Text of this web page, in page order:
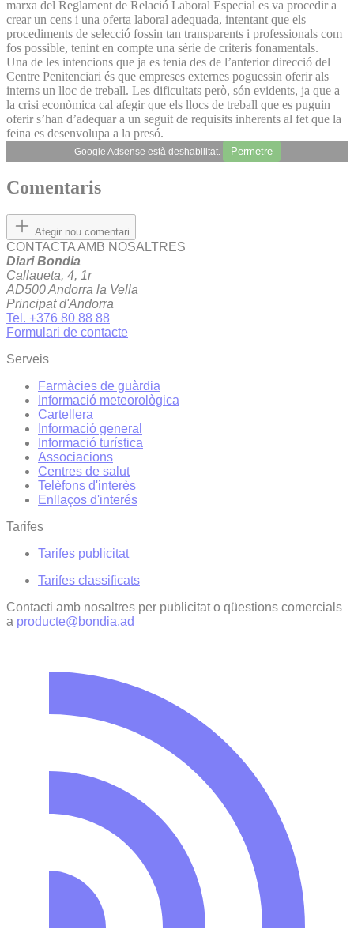
marxa del Reglament de Relació Laboral Especial es va procedir a
crear un cens i una oferta laboral adequada, intentant que els
procediments de selecció fossin tan transparents i professionals com
fos possible, tenint en compte una sèrie de criteris fonamentals.
Una de les intencions que ja es tenia des de l’anterior direcció del
Centre Penitenciari és que empreses externes poguessin oferir als
interns un lloc de treball. Les dificultats però, són evidents, ja que a
la crisi econòmica cal afegir que els llocs de treball que es puguin
oferir s’han d’adequar a un seguit de requisits inherents al fet que la
feina es desenvolupa a la presó.
Google Adsense està deshabilitat. Permetre
Comentaris
Afegir nou comentari
CONTACTA AMB NOSALTRES
Diari Bondia
Callaueta, 4, 1r
AD500 Andorra la Vella
Principat d'Andorra
Tel. +376 80 88 88
Formulari de contacte
Serveis
Farmàcies de guàrdia
Informació meteorològica
Cartellera
Informació general
Informació turística
Associacions
Centres de salut
Telèfons d'interès
Enllaços d'interés
Tarifes
Tarifes publicitat
Tarifes classificats
Contacti amb nosaltres per publicitat o qüestions comercials
a producte@bondia.ad